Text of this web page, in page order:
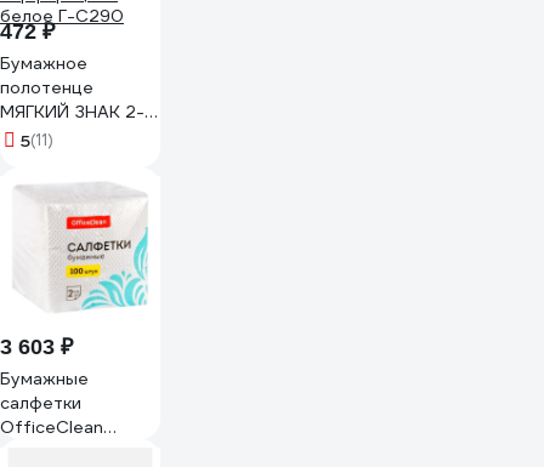
472 ₽
Бумажное
полотенце
МЯГКИЙ ЗНАК 2-
сл 1 рул/уп mr.big
тиснением и
перфорацией
белое Г-С290
5(11)
3 603 ₽
Бумажные
салфетки
OfficeClean